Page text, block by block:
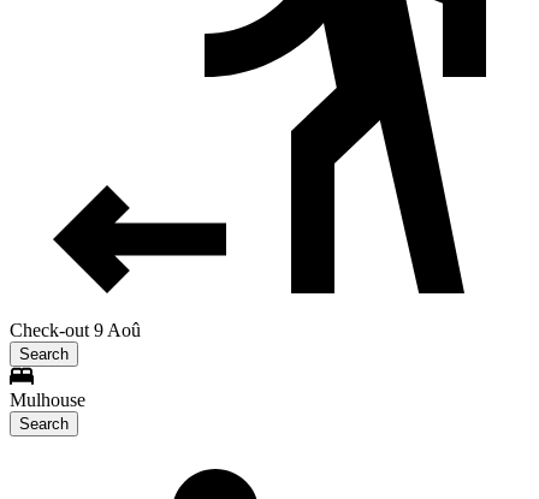
Check-out 9 Aoû
Search
Mulhouse
Search